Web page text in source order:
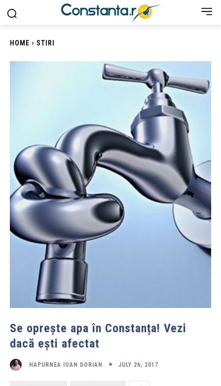
HOME STIRI
Se oprește apa în Constanța! Vezi
dacă ești afectat
HAPURNEA IOAN DORIAN JULY 26, 2017